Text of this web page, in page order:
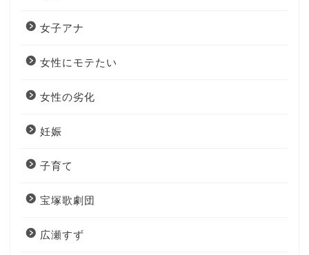
女子アナ
女性にモテたい
女性の劣化
妊娠
子育て
宝塚歌劇団
広瀬すず